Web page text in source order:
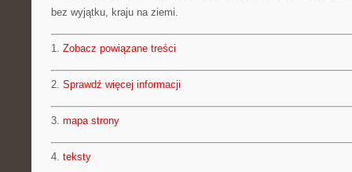
bez wyjątku, kraju na ziemi.
1. Zobacz powiązane treści
2. Sprawdź więcej informacji
3. mapa strony
4. teksty